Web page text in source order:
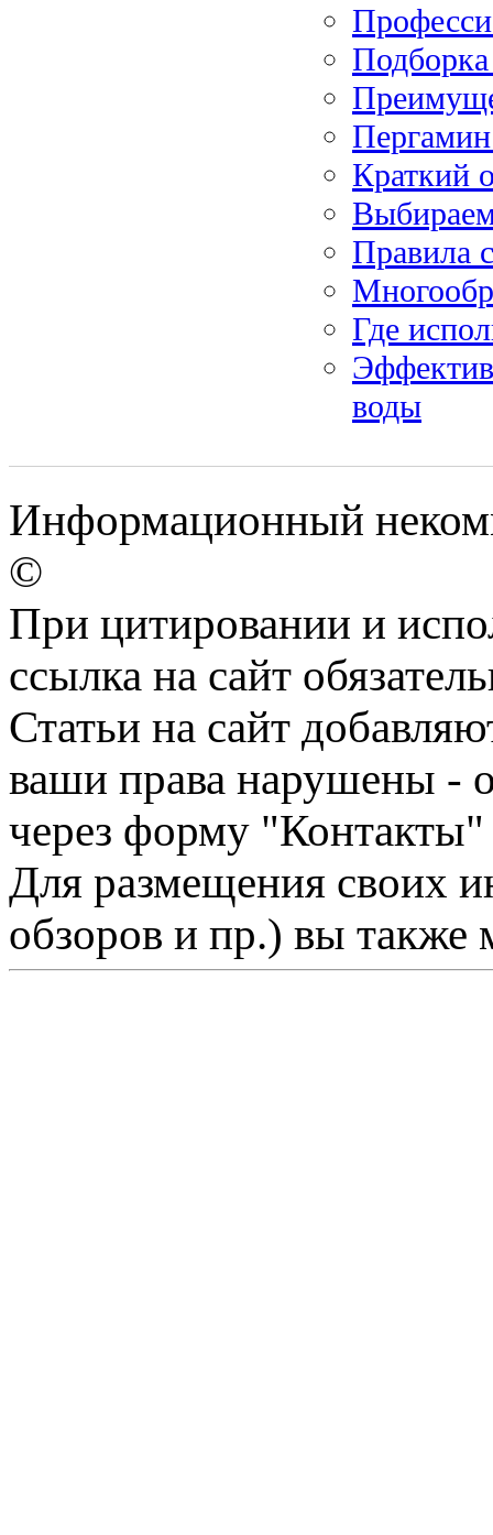
Пергамин
Краткий
Правила
Где
воды
Информационный
©
При цитировании и
ссылка на сайт
Статьи на сайт
ваши права нарушены -
через форму "Контакты"
Для размещения своих
обзоров и пр.) вы также